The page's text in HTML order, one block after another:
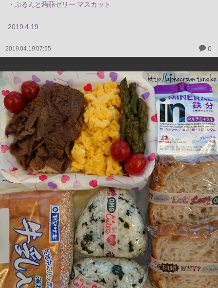
・ぷるんと蒟蒻ゼリー マスカット
2019.4.19
2019.04.19 07:55 0